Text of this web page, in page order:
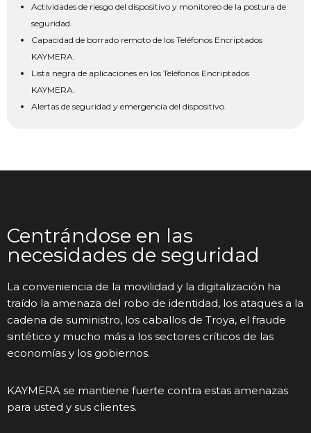
Actividades de riesgo del dispositivo y monitoreo de la postura de
seguridad.
Capacidad de borrado remoto de los Teléfonos Encriptados
KAYMERA.
Lista negra de aplicaciones en los Teléfonos Encriptados
KAYMERA.
Alertas de seguridad y emergencia del dispositivo.
Centrándose en las
necesidades de seguridad
La conveniencia de la movilidad y la digitalización ha
traído la amenaza del robo de identidad, los ataques a la
cadena de suministro, los caballos de Troya, el fraude
sintético y mucho más a los sectores críticos de las
economías y los gobiernos.
KAYMERA se mantiene fuerte contra estas amenazas
para usted y sus clientes.